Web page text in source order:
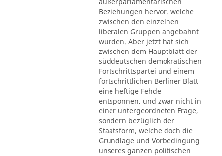
Beziehungen hervor, welche
zwischen den einzelnen
liberalen Gruppen angebahnt
wurden. Aber jetzt hat sich
zwischen dem Hauptblatt der
süddeutschen demokratischen
Fortschrittspartei und einem
fortschrittlichen Berliner Blatt
eine heftige Fehde
entsponnen, und zwar nicht in
einer untergeordneten Frage,
sondern bezüglich der
Staatsform, welche doch die
Grundlage und Vorbedingung
unseres ganzen politischen